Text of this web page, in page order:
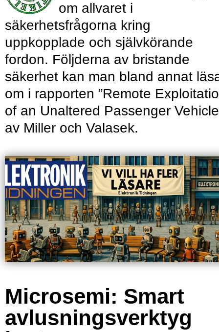
om allvaret i
säkerhetsfrågorna kring
uppkopplade och självkörande
fordon. Följderna av bristande
säkerhet kan man bland annat
om i rapporten ”Remote
of an Unaltered Passenger
av ­Miller och Valasek.
Microsemi: Smart
avlusningsverktyg